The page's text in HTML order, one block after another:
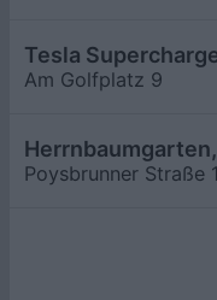
Tesla
Am Golfplatz 9
Poysbrunner Straße